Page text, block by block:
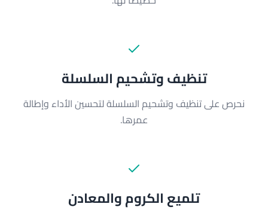
تنظيف وتشحيم السلسلة
نحرص على تنظيف وتشحيم السلسلة لتحسين الأداء وإطالة
عمرها.
تلميع الكروم والمعادن